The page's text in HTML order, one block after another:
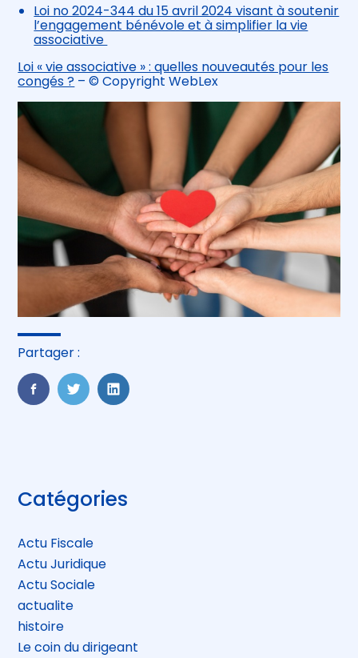
Loi no 2024-344 du 15 avril 2024 visant à soutenir
l’engagement bénévole et à simplifier la vie
associative
Loi « vie associative » : quelles nouveautés pour les
congés ? – © Copyright WebLex
Partager :
FaceBook
TwitterLinkedIn
Blog
sidebar
Catégories
Actu Fiscale
Actu Juridique
Actu Sociale
actualite
histoire
Le coin du dirigeant